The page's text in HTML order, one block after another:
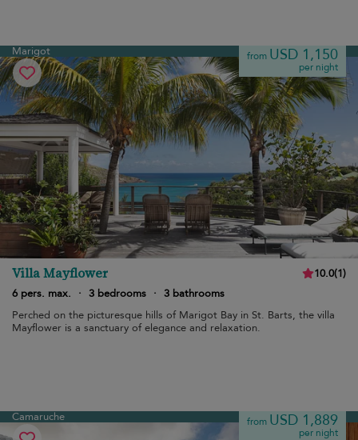
Marigot from USD 1,150
per night
Villa Mayflower 10.0(1)
6 pers. max.
· 3 bedrooms · 3 bathrooms
Perched on the picturesque hills of Marigot Bay in St. Barts, the villa
Mayflower is a sanctuary of elegance and relaxation.
Camaruche from USD 1,889
per night